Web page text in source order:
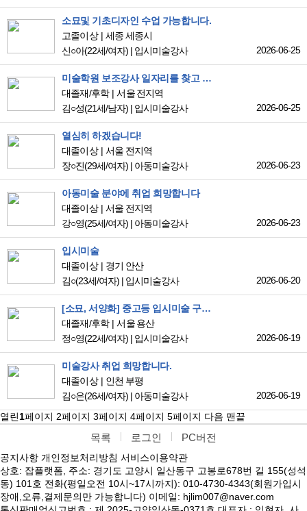
소묘및 기초디자인 수업 가능합니다.
고졸이상
세종 세종시
신○아(22세/여자) | 입시미술강사 2026-06-25
미술학원 보조강사 일자리를 찾고 있는 4년제 대학생입니다.
대졸재/후학
서울 전지역
김○성(21세/남자) | 입시미술강사 2026-06-25
열심히 하겠습니다!
대졸이상
서울 전지역
장○진(29세/여자) | 아동미술강사 2026-06-23
아동미술 분야에 취업 희망합니다
대졸이상
서울 전지역
강○영(25세/여자) | 아동미술강사 2026-06-23
입시미술
대졸이상
경기 안산
김○(23세/여자) | 입시미술강사 2026-06-20
[소묘, 서양화] 중고등 입시미술 구직합니다
대졸재/후학
서울 용산
정○영(22세/여자) | 입시미술강사 2026-06-19
미술강사 취업 희망합니다.
대졸이상
인천 부평
김○은(26세/여자) | 아동미술강사
2026-06-19
열린1페이지 2페이지 3페이지 4페이지 5페이지 다음 맨끝
목록 로그인 PC버전
공지사항 개인정보처리방침 서비스이용약관
상호: 잡플랫폼, 주소: 경기도 고양시 일산동구 고봉로678번 길 155(성석
동) 101호 전화(평일오전 10시~17시까지): 010-4730-4343(회원가입시
장애,오류,결제문의만 가능합니다) 이메일: hjlim007@naver.com